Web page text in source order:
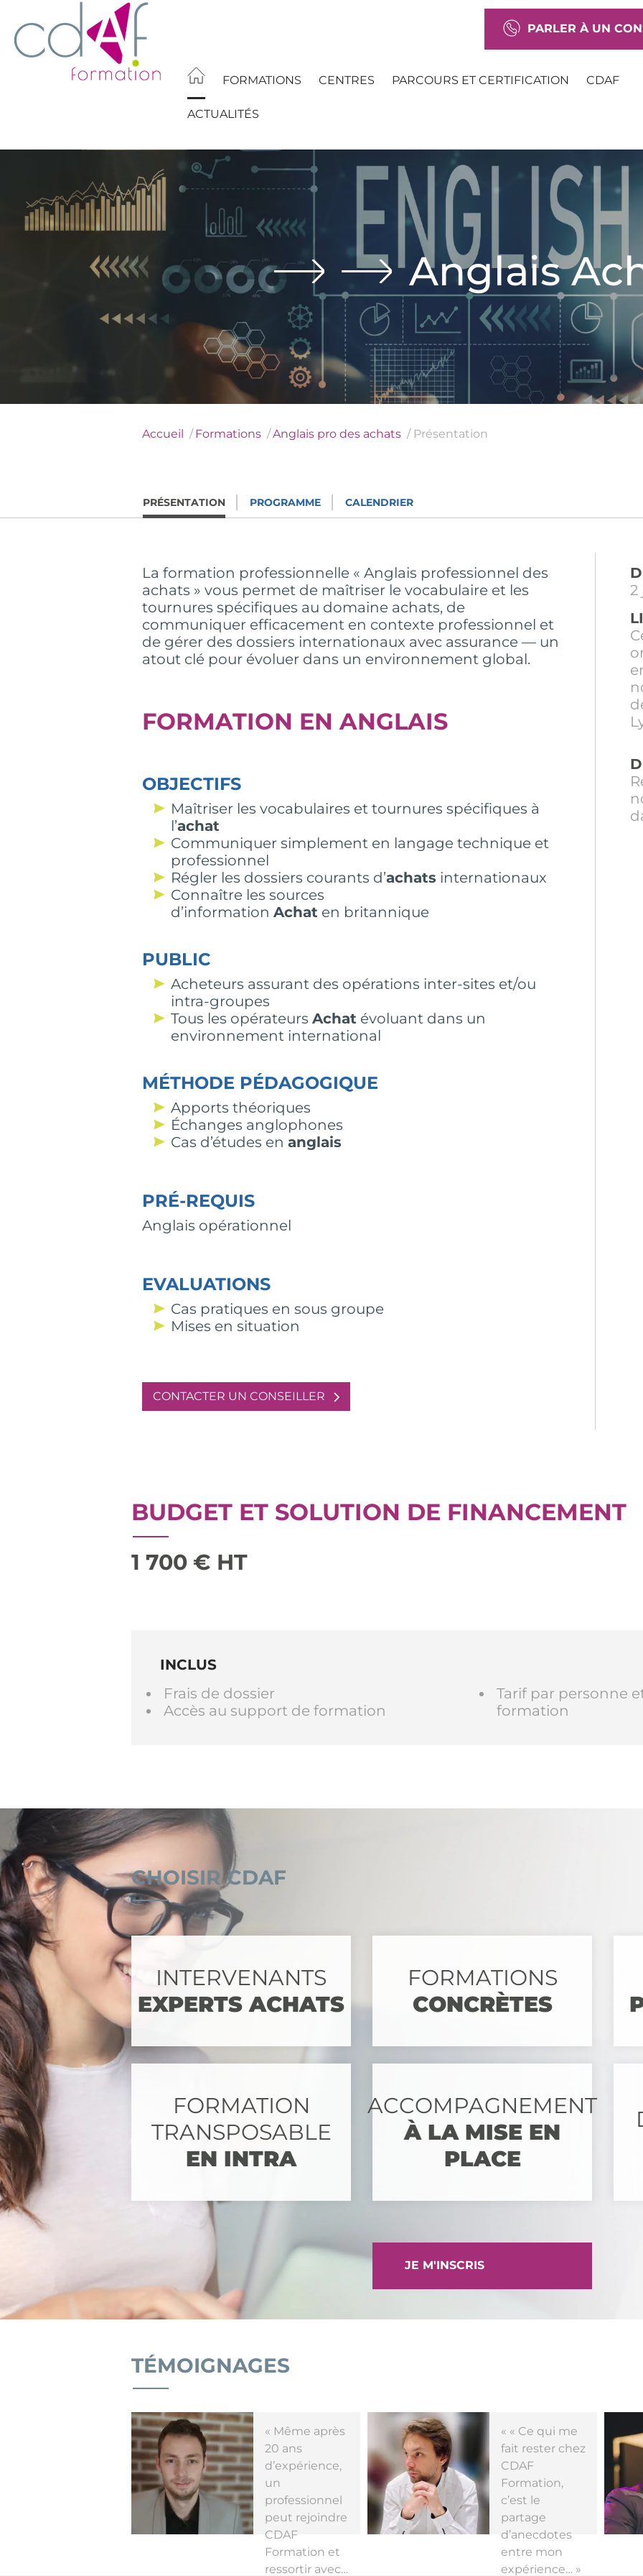
Aller
contenu
PARLER À UN
FORMATIONS CENTRES PARCOURS ET CERTIFICATION CDAF
ACTUALITÉS
Anglais
Accueil Formations Anglais pro des achats Présentation
PRÉSENTATION PROGRAMME CALENDRIER
La formation professionnelle « Anglais professionnel des
achats » vous permet de maîtriser le vocabulaire et les
tournures spécifiques au domaine achats, de
communiquer efficacement en contexte professionnel et
de gérer des dossiers internationaux avec assurance — un
atout clé pour évoluer dans un environnement global.
FORMATION EN ANGLAIS
OBJECTIFS
Maîtriser les vocabulaires et tournures spécifiques à
l’achat
Communiquer simplement en langage technique et
professionnel
Régler les dossiers courants d’achats internationaux
Connaître les sources
d’information Achat en britannique
PUBLIC
Acheteurs assurant des opérations inter-sites et/ou
intra-groupes
Tous les opérateurs Achat évoluant dans un
environnement international
MÉTHODE PÉDAGOGIQUE
Apports théoriques
Échanges anglophones
Cas d’études en anglais
PRÉ-REQUIS
Anglais opérationnel
EVALUATIONS
Cas pratiques en sous groupe
Mises en situation
CONTACTER UN CONSEILLER
2
BUDGET ET SOLUTION DE FINANCEMENT
1 700 € HT
INCLUS
Frais de dossier
Accès au support de formation
Tarif par personne
formation
CHOISIR CDAF
INTERVENANTS
EXPERTS ACHATS
FORMATIONS
CONCRÈTES
FORMATION
TRANSPOSABLE
EN INTRA
ACCOMPAGNEMENT
À LA MISE EN
PLACE
JE M'INSCRIS
TÉMOIGNAGES
« Même après
20 ans
d’expérience,
un
professionnel
peut rejoindre
CDAF
Formation et
ressortir avec…
« « Ce qui me
fait rester chez
CDAF
Formation,
c’est le
partage
d’anecdotes
entre mon
expérience… »